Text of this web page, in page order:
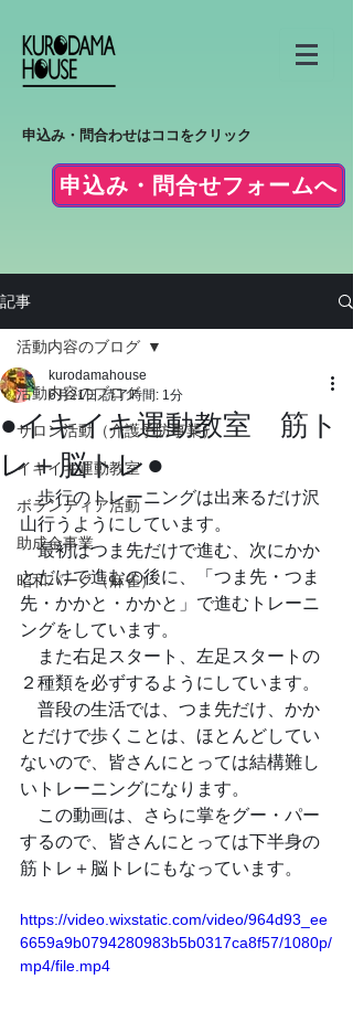
申込み・問合わせはココをクリック
申込み・問合せフォームへ
記事
活動内容のブログ
サロン活動（介護予防事業）
イキイキ運動教室
ボランティア活動
助成金事業
昭和パーク（麻雀）
活動内容のブログ
●イキイキ運動教室 筋ト
レ＋脳トレ●
kurodamahouse
6月21日 読了時間: 1分
歩行のトレーニングは出来るだけ沢
山行うようにしています。
最初はつま先だけで進む、次にかか
とだけで進むの後に、「つま先・つま
先・かかと・かかと」で進むトレーニ
ングをしています。
また右足スタート、左足スタートの
２種類を必ずするようにしています。
普段の生活では、つま先だけ、かか
とだけで歩くことは、ほとんどしてい
ないので、皆さんにとっては結構難し
いトレーニングになります。
この動画は、さらに掌をグー・パー
するので、皆さんにとっては下半身の
筋トレ＋脳トレにもなっています。
https://video.wixstatic.com/video/964d93_ee
6659a9b0794280983b5b0317ca8f57/1080p/
mp4/file.mp4